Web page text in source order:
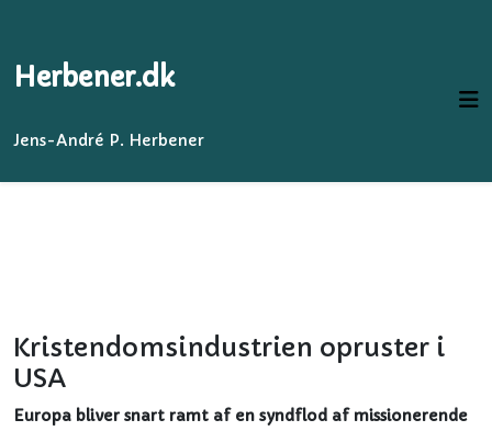
Herbener.dk
Jens-André P. Herbener
Kristendomsindustrien opruster i
USA
Europa bliver snart ramt af en syndflod af missionerende